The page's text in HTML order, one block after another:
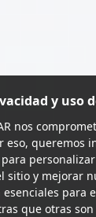
y uso
nos
eso, queremos
sitio y mejorar
esenciales para
que otras son